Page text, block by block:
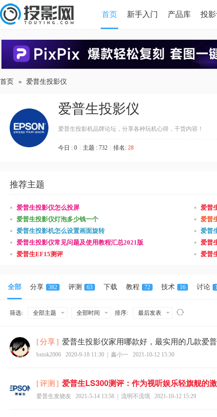
首页 新手入门 产品库 投
首页 » 爱普生投影仪
爱普生投影仪
爱普生投影机品牌论坛，分享各种玩机心得，干货内容！
今日 : 0 主题 : 732 排名: 28
推荐主题
• 爱普生投影仪怎么投屏 • 爱普
• 爱普生投影仪灯泡多少钱一个 • 爱普
• 爱普生投影机怎么设置画面旋转 • 爱普
• 爱普生投影仪常见问题及使用教程汇总2021版 • 爱普
• 爱普生EF15测评 • 爱普
全部 分享 382 评测 63 下载 教程 72 技术 16 讨论
筛选: 全部主题 全部时间 排序: 最后发表
[分享] 爱普生投影仪家用哪款好，最实用的几款爱
bxtok2006 2020-9-18 11:30 鑫小一 2021-10-12 15:30
[评测 ] 爱普生LS300测评：作为视听娱乐轻旗舰的
爱普生发烧友 2021-5-14 13:58 流明不流氓 2021-10-12 15:29